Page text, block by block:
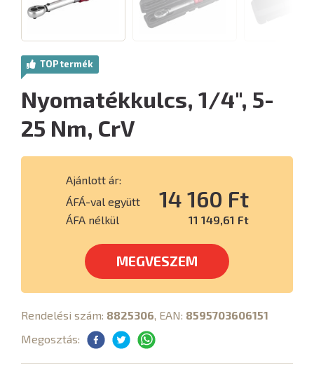
TOP termék
Nyomatékkulcs, 1/4", 5-
25 Nm, CrV
Ajánlott ár:
ÁFÁ-val együtt
14 160 Ft
ÁFA nélkül 11 149,61 Ft
MEGVESZEM
Rendelési szám: 8825306 , EAN: 8595703606151
Megosztás: